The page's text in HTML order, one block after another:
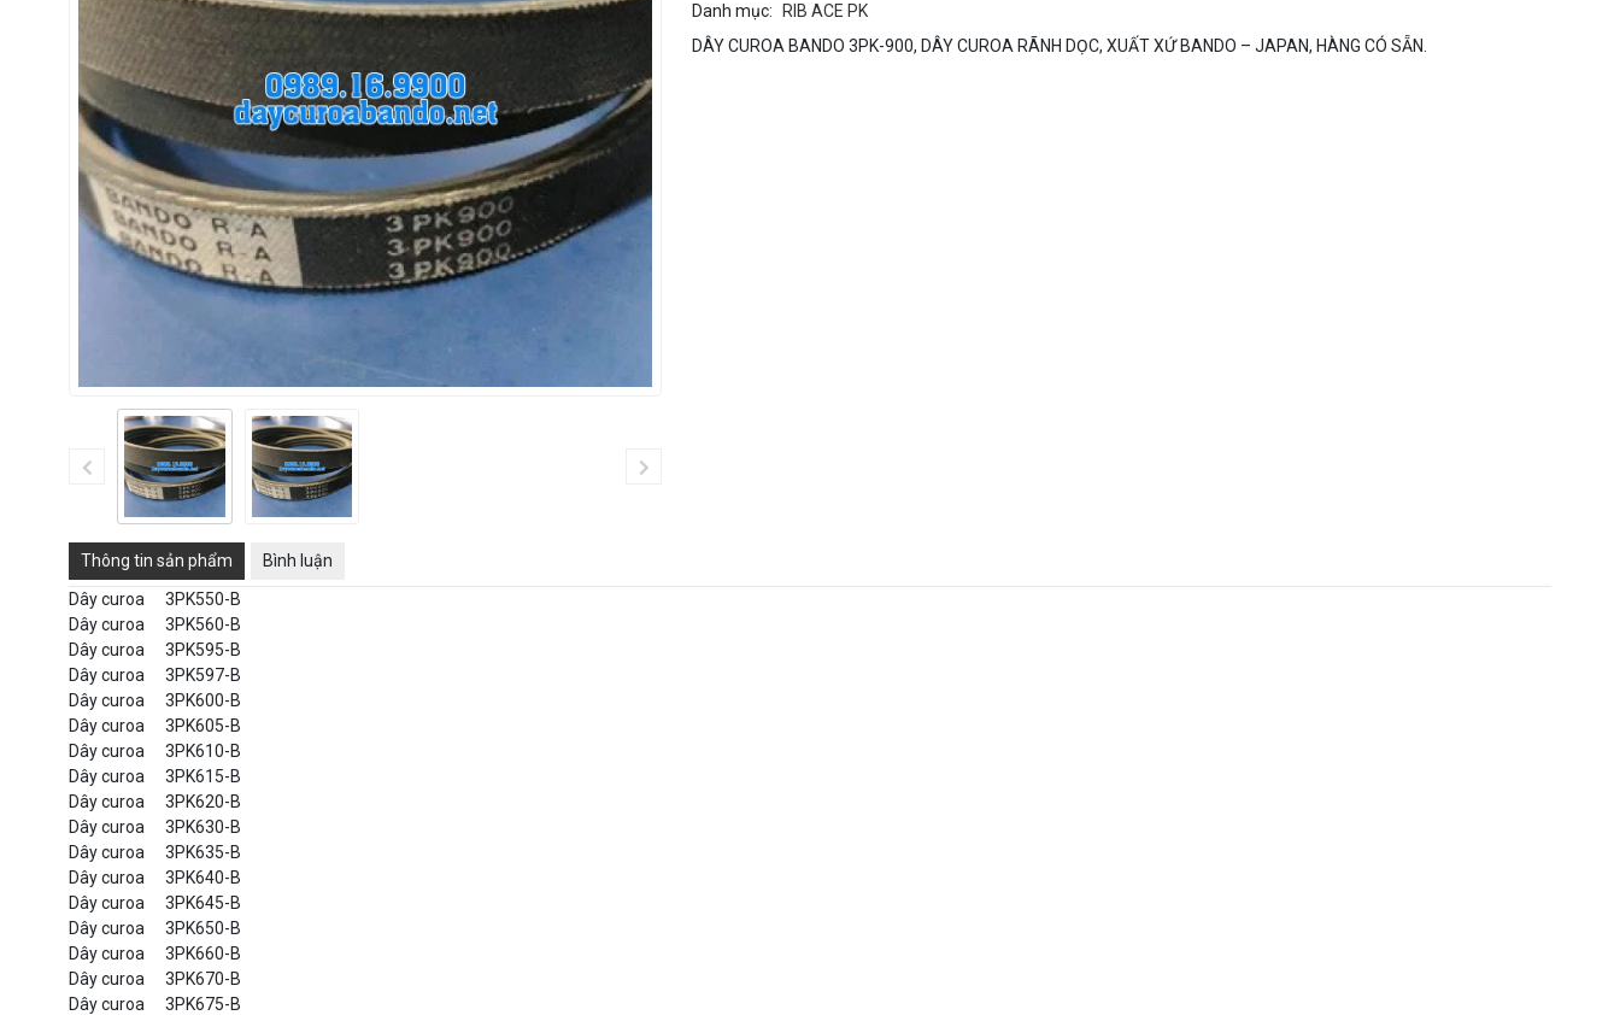
Danh mục:
RIB ACE PK
DÂY CUROA BANDO 3PK-900, DÂY CUROA RÃNH DỌC, XUẤT XỨ BANDO – JAPAN, HÀNG CÓ SẴN.
Thông tin sản phẩm
Bình luận
Dây curoa
3PK550-B
Dây curoa
3PK560-B
Dây curoa
3PK595-B
Dây curoa
3PK597-B
Dây curoa
3PK600-B
Dây curoa
3PK605-B
Dây curoa
3PK610-B
Dây curoa
3PK615-B
Dây curoa
3PK620-B
Dây curoa
3PK630-B
Dây curoa
3PK635-B
Dây curoa
3PK640-B
Dây curoa
3PK645-B
Dây curoa
3PK650-B
Dây curoa
3PK660-B
Dây curoa
3PK670-B
Dây curoa
3PK675-B